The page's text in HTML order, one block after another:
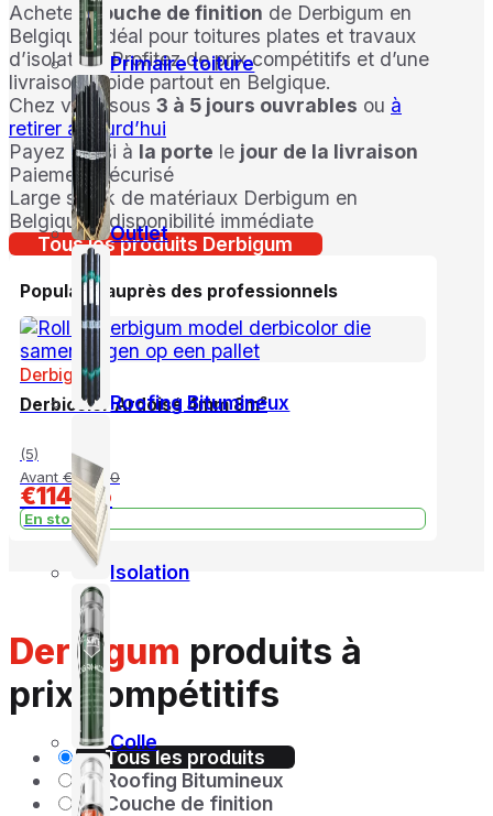
Primaire toiture
Outlet
Roofing Bitumineux
Isolation
Colle
Achetezcouche de finition de Derbigum en
Belgique. Idéal pour toitures plates et travaux
d’isolation. Profitez de prix compétitifs et d’une
livraison rapide partout en Belgique.
Chez vous sous 3 à 5 jours ouvrables ou à
retirer aujourd’hui
Payez aussi à la porte le jour de la livraison
Paiement sécurisé
Large stock de matériaux Derbigum en
Belgique – disponibilité immédiate
Tous les produits Derbigum
Populaire auprès des professionnels
Derbigum
Derbicolor Ardoisé 4mm 8m²
(5)
Avant €139,00
€114,95
En stock
Derbigum produits à
prix compétitifs
Tous les produits
Roofing Bitumineux
Couche de finition